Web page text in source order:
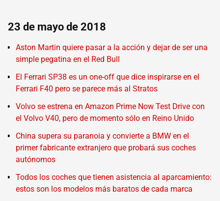
23 de mayo de 2018
Aston Martin quiere pasar a la acción y dejar de ser una
simple pegatina en el Red Bull
El Ferrari SP38 es un one-off que dice inspirarse en el
Ferrari F40 pero se parece más al Stratos
Volvo se estrena en Amazon Prime Now Test Drive con
el Volvo V40, pero de momento sólo en Reino Unido
China supera su paranoia y convierte a BMW en el
primer fabricante extranjero que probará sus coches
autónomos
Todos los coches que tienen asistencia al aparcamiento:
estos son los modelos más baratos de cada marca